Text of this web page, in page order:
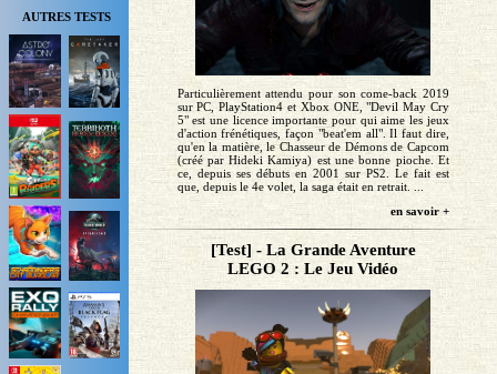
AUTRES TESTS
Particulièrement attendu pour son come-back 2019
sur PC, PlayStation4 et Xbox ONE, "Devil May Cry
5" est une licence importante pour qui aime les jeux
d'action frénétiques, façon "beat'em all". Il faut dire,
qu'en la matière, le Chasseur de Démons de Capcom
(créé par Hideki Kamiya) est une bonne pioche. Et
ce, depuis ses débuts en 2001 sur PS2. Le fait est
que, depuis le 4e volet, la saga était en retrait. ...
en savoir +
[Test] - La Grande Aventure
LEGO 2 : Le Jeu Vidéo